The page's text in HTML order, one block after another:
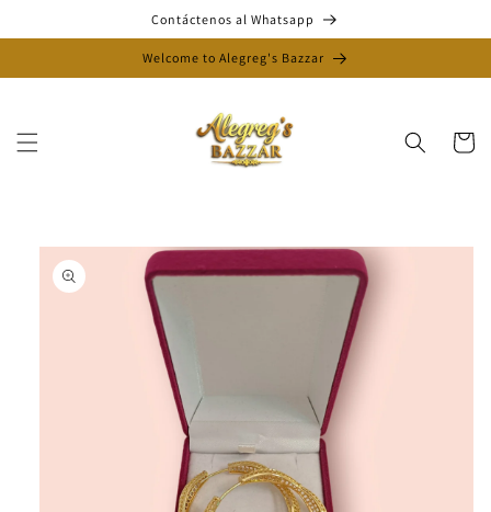
directamente
Contáctenos al Whatsapp
Welcome to Alegreg's Bazzar
Carrito
directamente
a la
información